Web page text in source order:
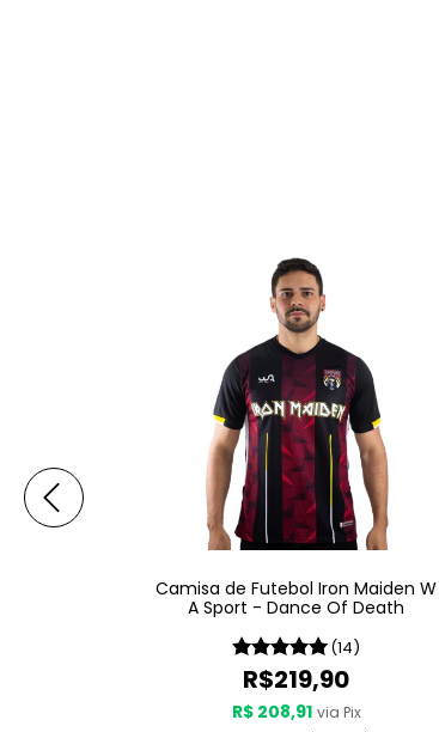
Camisa de Futebol Iron Maiden W
A Sport - Dance Of Death
(14)
R$219,90
R$ 208,91 via Pix